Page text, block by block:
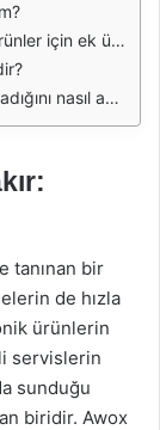
gerekir mi?
anlayabilirim?
tanınan bir
de hızla
ürünlerin
servislerin
sunduğu
biridir. Awox